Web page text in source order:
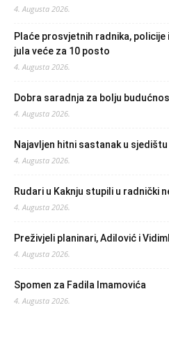
4. Augusta 2026.
Plaće prosvjetnih radnika,
jula veće za 10 posto
4. Augusta 2026.
Dobra saradnja za bolju
4. Augusta 2026.
Najavljen hitni sastanak u sjedištu
4. Augusta 2026.
Rudari u Kaknju stupili u radnički
4. Augusta 2026.
Preživjeli planinari, Adilović i
4. Augusta 2026.
Spomen za Fadila Imamovića
4. Augusta 2026.